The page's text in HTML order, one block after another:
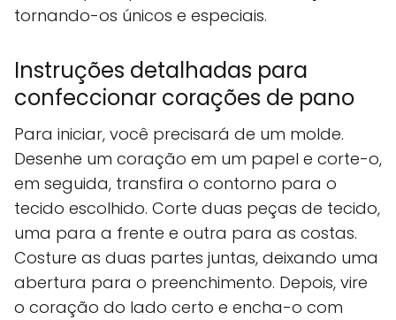
tornando-os únicos e especiais.
Instruções detalhadas para
confeccionar corações de pano
Para iniciar, você precisará de um molde.
Desenhe um coração em um papel e corte-o,
em seguida, transfira o contorno para o
tecido escolhido. Corte duas peças de tecido,
uma para a frente e outra para as costas.
Costure as duas partes juntas, deixando uma
abertura para o preenchimento. Depois, vire
o coração do lado certo e encha-o com